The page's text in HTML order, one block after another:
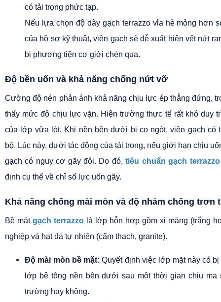
có tải trọng phức tạp.
Nếu lựa chọn độ dày gạch terrazzo vỉa hè mỏng hơn
của hồ sơ kỹ thuật, viên gạch sẽ dễ xuất hiện vết nứt
bị phương tiện cơ giới chèn qua.
Độ bền uốn và khả năng chống nứt vỡ
Cường độ nén phản ánh khả năng chịu lực ép thẳng đứng,
thấy mức độ chịu lực vặn. Hiện trường thực tế rất khó duy
của lớp vữa lót. Khi nền bên dưới bị co ngót, viên gạch có
bộ. Lúc này, dưới tác động của tải trọng, nếu giới hạn chịu
gạch có nguy cơ gãy đôi. Do đó, tiêu chuẩn gạch
định cụ thể về chỉ số lực uốn gãy.
Khả năng chống mài mòn và độ nhám chống trơn
Bề mặt gạch terrazzo là lớp hỗn hợp gồm xi măng (trắng
nghiệp và hạt đá tự nhiên (cẩm thạch, granite).
Độ mài mòn bề mặt: Quyết định việc lớp mặt này có
lớp bê tông nền bên dưới sau một thời gian chịu ma
trường hay không.